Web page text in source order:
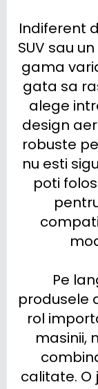
Indiferent
SUV sau
gama
gata sa
alege
design
robuste
nu esti
poti
Pe
produsele
rol
masinii,
calitate.